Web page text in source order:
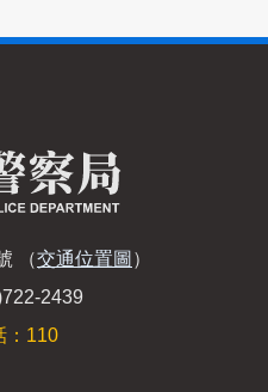
（交通位置圖 ）
2439
：110